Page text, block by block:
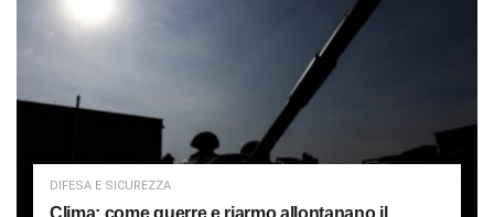
DIFESA E SICUREZZA